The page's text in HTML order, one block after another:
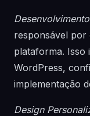
responsável por
plataforma. Isso
WordPress,
implementação
Design